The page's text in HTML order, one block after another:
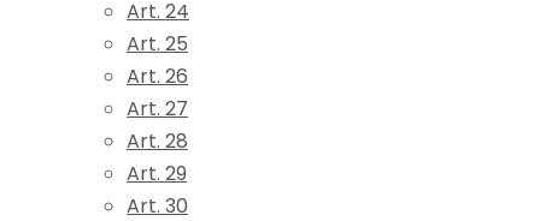
Art. 24
Art. 25
Art. 26
Art. 27
Art. 28
Art. 29
Art. 30